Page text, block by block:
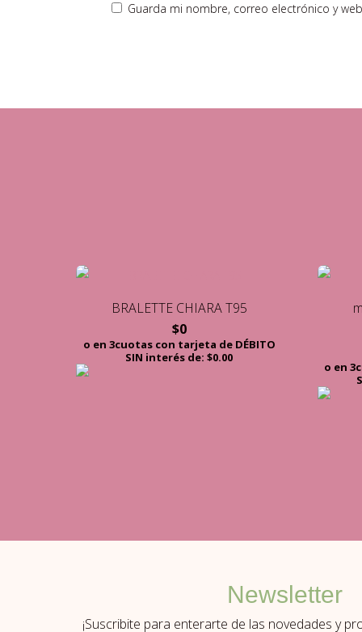
Guarda mi nombre, correo electrónico y
BRALETTE CHIARA T95
$0
o en 3cuotas con tarjeta de DÉBITO
SIN interés de: $0.00
o en
Newsletter
¡Suscribite para enterarte de las novedades y